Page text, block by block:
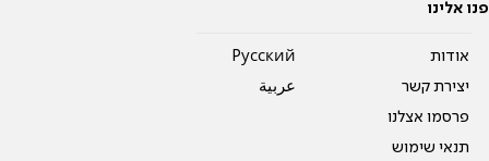
פנו אלינו
אודות
יצירת קשר
פרסמו אצלנו
תנאי שימוש
Pусский
عربية